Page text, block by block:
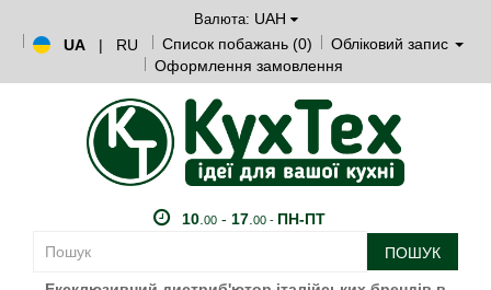
Валюта: UAH
UA
| RU Список побажань (0)
Обліковий запис
Оформлення замовлення
10. 00- 17. 00 - ПН-ПТ
ПОШУК